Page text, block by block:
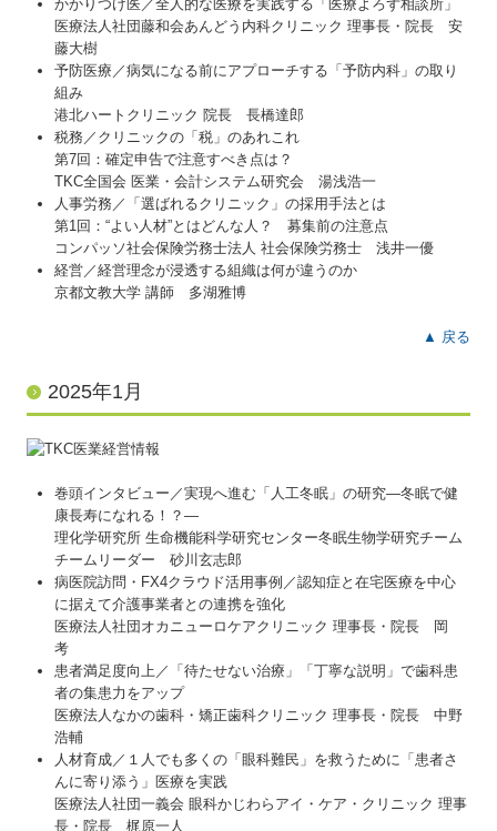
かかりつけ医／全人的な医療を実践する「医療よろず相談所」
医療法人社団藤和会あんどう内科クリニック 理事長・院長 安
藤大樹
予防医療／病気になる前にアプローチする「予防内科」の取り
組み
港北ハートクリニック 院長 長橋達郎
税務／クリニックの「税」のあれこれ
第7回：確定申告で注意すべき点は？
TKC全国会 医業・会計システム研究会 湯浅浩一
人事労務／「選ばれるクリニック」の採用手法とは
第1回：“よい人材”とはどんな人？ 募集前の注意点
コンパッソ社会保険労務士法人 社会保険労務士 浅井一優
経営／経営理念が浸透する組織は何が違うのか
京都文教大学 講師 多湖雅博
▲ 戻る
2025年1月
巻頭インタビュー／実現へ進む「人工冬眠」の研究―冬眠で健
康長寿になれる！？―
理化学研究所 生命機能科学研究センター冬眠生物学研究チーム
チームリーダー 砂川玄志郎
病医院訪問・FX4クラウド活用事例／認知症と在宅医療を中心
に据えて介護事業者との連携を強化
医療法人社団オカニューロケアクリニック 理事長・院長 岡
考
患者満足度向上／「待たせない治療」「丁寧な説明」で歯科患
者の集患力をアップ
医療法人なかの歯科・矯正歯科クリニック 理事長・院長 中野
浩輔
人材育成／１人でも多くの「眼科難民」を救うために「患者さ
んに寄り添う」医療を実践
医療法人社団一義会 眼科かじわらアイ・ケア・クリニック 理事
長・院長 梶原一人